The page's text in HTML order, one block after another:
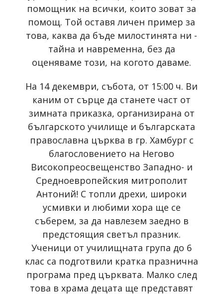
помощник на всички, които зоват за
помощ. Той оставя личен пример за
това, каква да бъде милостинята ни -
тайна и навременна, без да
оценяваме този, на когото даваме.
На 14 декември, събота, от 15:00 ч. Ви
каним от сърце да станете част от
зимната приказка, организирана от
българското училище и българската
православна църква в гр. Хамбург с
благословението на Негово
Високопреосвещенство Западно- и
Средноевропейския митрополит
Антоний! С топли дрехи, широки
усмивки и любими хора ще се
съберем, за да навлезем заедно в
предстоящия светъл празник.
Ученици от училищната група до 6
клас са подготвили кратка празнична
програма пред църквата. Малко след
това в храма децата ще представят